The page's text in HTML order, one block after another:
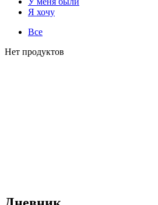
Я хочу
Все
Нет продуктов